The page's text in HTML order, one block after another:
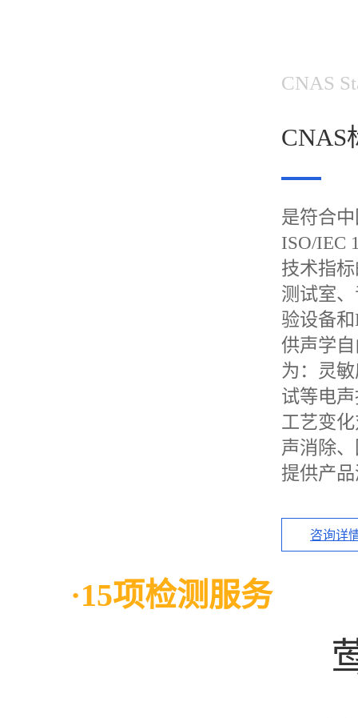
CNAS
CNAS
是符合
ISO/IEC
技术指
测试室
验设备
供声学
为：灵
试等电
工艺变
声消除
提供产
咨询详
·15项检测服务